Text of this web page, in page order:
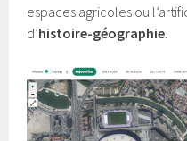
espaces agricoles ou
d’histoire-géographie.